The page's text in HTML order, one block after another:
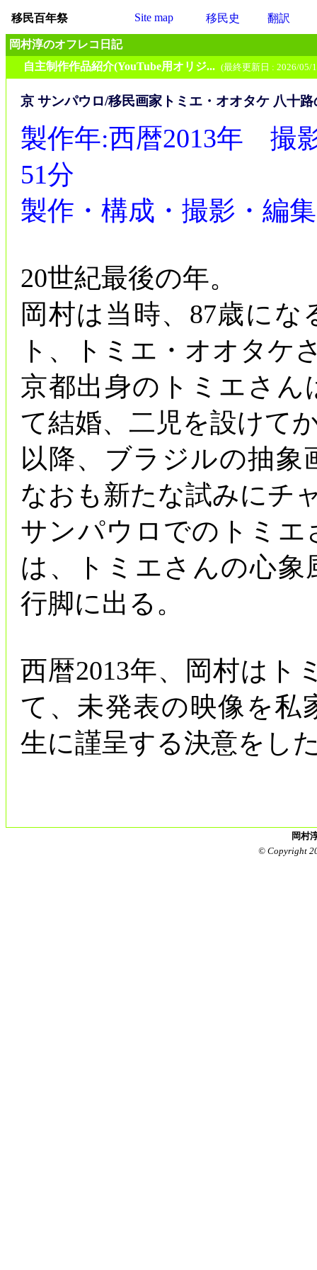
移民百年祭 Site map 移民史 翻訳
岡村淳のオフレコ日記
自主制作作品紹介(YouTube用オリジ... (最終更新日 : 2026/05/
京 サンパウロ/移民画家トミエ・オオタケ 八十路
製作年:西暦2013年 撮
51分
製作・構成・撮影・編
20世紀最後の年。
岡村は当時、87歳に
ト、トミエ・オオタケ
京都出身のトミエさん
て結婚、二児を設けて
以降、ブラジルの抽
なおも新たな試みにチ
サンパウロでのトミエ
は、トミエさんの心
行脚に出る。
西暦2013年、岡村はト
て、未発表の映像を私
生に謹呈する決意をし
岡村
© Copyright